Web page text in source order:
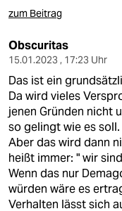
zum Beitrag
Obscuritas
15.01.2023 , 17:23 Uhr
Das ist ein
Da wird vieles
jenen Gründen nicht
so gelingt wie es soll.
Aber das wird dann
heißt immer: " wir
Wenn das nur
würden wäre es
Verhalten lässt sich